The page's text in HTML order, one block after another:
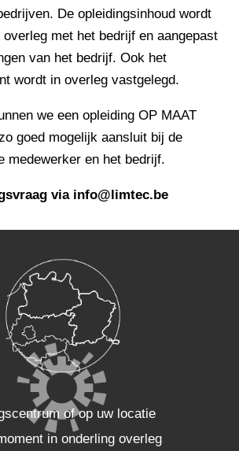
De opleidingsinhoud wordt
met het bedrijf en aangepast
van het bedrijf.Ook het
wordt in overleg vastgelegd.
we een opleiding OP MAAT
goed mogelijk aansluit bij de
medewerker en het bedrijf.
via info@limtec.be
of op uw locatie
in onderling overleg